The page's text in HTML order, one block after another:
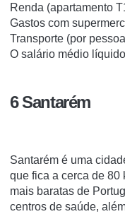
Renda (apartamento
Gastos com
Transporte (por
O salário médio
6 Santarém
Santarém é uma
que fica a cerca de 80
mais baratas de
centros de saúde,